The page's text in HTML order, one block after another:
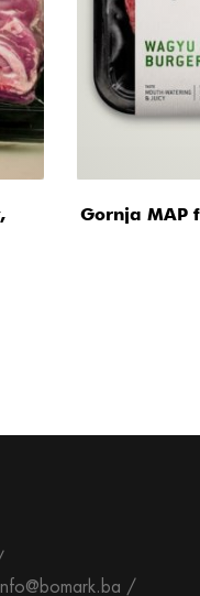
Gornja MAP
/